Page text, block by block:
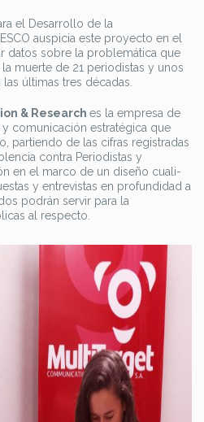
el Desarrollo de la
auspicia este proyecto en el
datos sobre la problemática que
muerte de 21 periodistas y unos
últimas tres décadas.
& Research es la empresa de
comunicación estratégica que
partiendo de las cifras registradas
contra Periodistas y
en el marco de un diseño cuali-
y entrevistas en profundidad a
podrán servir para la
al respecto.